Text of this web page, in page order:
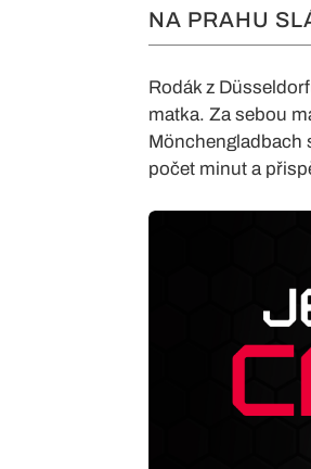
NA PRAHU
Rodák z
matka. Za sebou
Mönchengladbach
počet minut a